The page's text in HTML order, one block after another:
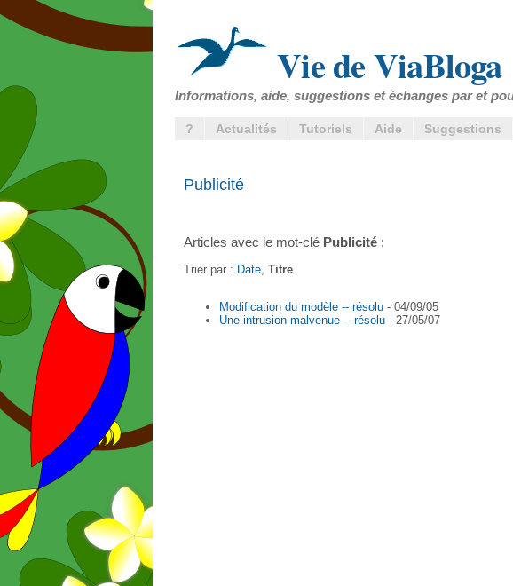
Vie de ViaBloga
Informations, aide, suggestions et échanges par et
? Actualités Tutoriels Aide Suggestions
Publicité
Articles avec le mot-clé Publicité :
Trier par : Date Titre
Modification du modèle -- résolu - 04/09/05
Une intrusion malvenue -- résolu - 27/05/07